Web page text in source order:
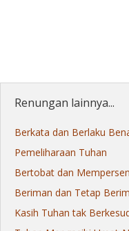
Renungan lainnya...
Berkata dan Berlaku
Pemeliharaan Tuhan
Bertobat dan
Beriman dan Tetap
Kasih Tuhan tak